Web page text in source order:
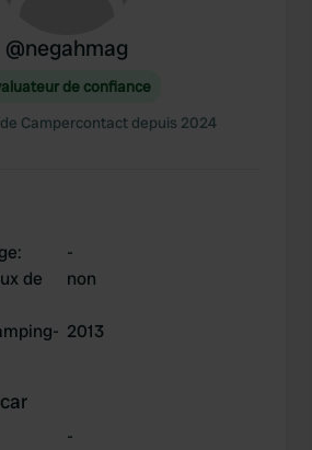
@negahmag
de confiance
Campercontact depuis 2024
:
-
de
non
2013
-